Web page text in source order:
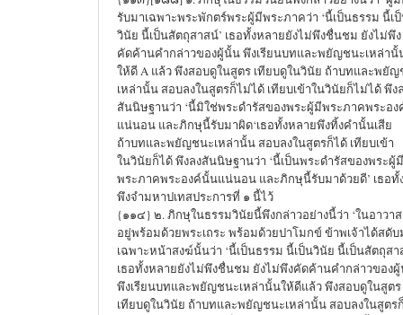
รับมาเฉพาะพระพักตร์พระผู้มีพระภาคว่า ‘นี้เป็นธรรม นี้เ
วินัย นี้เป็นสัตถุสาสน์’ เธอทั้งหลายยังไม่พึงชื่นชม ยังไม่พึง
คัดค้านคำกล่าวของผู้นั้น พึงเรียนบทและพยัญชนะเหล่านั้
ให้ดี A แล้ว พึงสอบดูในสูตร เทียบดูในวินัย ถ้าบทและพยั
เหล่านั้น สอบลงในสูตรก็ไม่ได้ เทียบเข้าในวินัยก็ไม่ได้ พึง
สันนิษฐานว่า ‘นี้มิใช่พระดำรัสของพระผู้มีพระภาคพระอ
แน่นอน และภิกษุนี้รับมาผิด‘เธอทั้งหลายพึงทิ้งคำนั้นเสีย
ถ้าบทและพยัญชนะเหล่านั้น สอบลงในสูตรก็ได้ เทียบเข้า
ในวินัยก็ได้ พึงลงสันนิษฐานว่า ‘นี้เป็นพระดำรัสของพระผู้มี
พระภาคพระองค์นั้นแน่นอน และภิกษุนี้รับมาด้วยดี’ เธอทั้
พึงจำมหาปเทสประการที่ ๑ นี้ไว้
{๑๑๔} ๒. ภิกษุในธรรมวินัยนี้พึงกล่าวอย่างนี้ว่า ‘ในอาว
อยู่พร้อมด้วยพระเถระ พร้อมด้วยปาโมกข์ ข้าพเจ้าได้สดับ
เฉพาะหน้าสงฆ์นั้นว่า ‘นี้เป็นธรรม นี้เป็นวินัย นี้เป็นสัตถุสา
เธอทั้งหลายยังไม่พึงชื่นชม ยังไม่พึงคัดค้านคำกล่าวของ
พึงเรียนบทและพยัญชนะเหล่านั้นให้ดีแล้ว พึงสอบดูในสูตร
เทียบดูในวินัย ถ้าบทและพยัญชนะเหล่านั้น สอบลงในสูตร